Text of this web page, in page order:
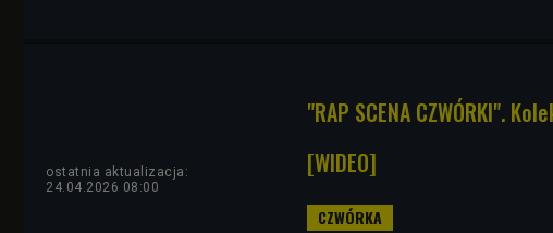
"RAP SCENA CZWÓRKI".
[WIDEO]
ostatnia aktualizacja:
24.04.2026 08:00